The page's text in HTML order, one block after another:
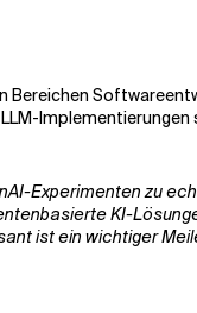
Bereichen
Experimenten zu
KI-
ist ein wichtiger